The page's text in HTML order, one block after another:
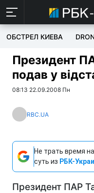
ОБСТРЕЛ КИЕВА
Президент
подав у
08:13 22.09.2008 Пн
RBC.UA
Не трать время
суть из РБК-
Президент ПАР